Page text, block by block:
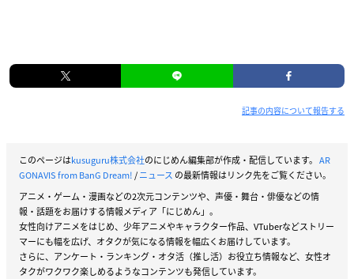
記事の内容について報告する
このページはkusuguru株式会社のにじめん編集部が作成・配信しています。 AR
GONAVIS from BanG Dream!/ニュース の最新情報はリンク先をご覧ください。
アニメ・ゲーム・漫画などの2次元コンテンツや、声優・舞台・俳優などの情
報・話題をお届けする情報メディア「にじめん」。
女性向けアニメをはじめ、少年アニメやキャラクター作品、VTuberなどストリー
マーにも幅を広げ、オタクが気になる情報を幅広くお届けしています。
さらに、アンケート・ランキング・オタ活（推し活）お役立ち情報など、女性オ
タクがワクワク楽しめるようなコンテンツも発信しています。